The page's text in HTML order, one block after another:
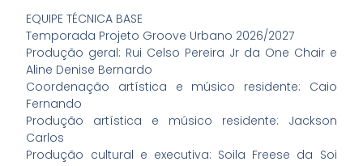
EQUIPE TÉCNICA BASE
Temporada Projeto Groove Urbano 2026/2027
Produção geral: Rui Celso Pereira Jr da One Chair e
Aline Denise Bernardo
Coordenação artística e músico residente: Caio
Fernando
Produção artística e músico residente: Jackson
Carlos
Produção cultural e executiva: Soila Freese da Soi